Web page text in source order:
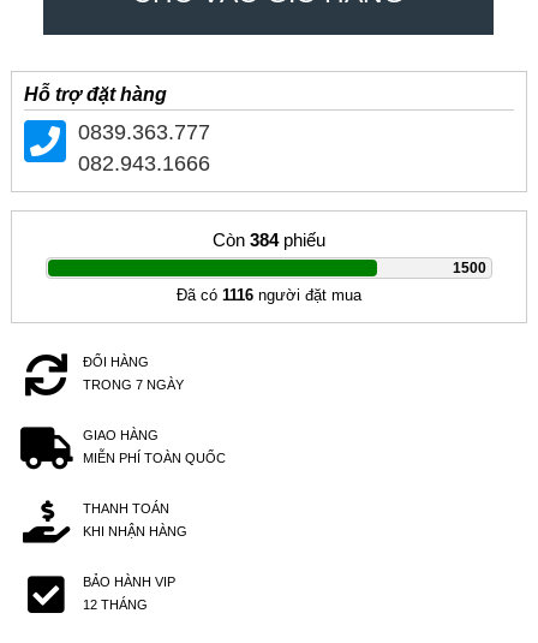
Hỗ trợ đặt hàng
0839.363.777
082.943.1666
Còn 384phiếu
1500
|
Đã có 1116người đặt mua
ĐỔI HÀNG
TRONG 7 NGÀY
GIAO HÀNG
MIỄN PHÍ TOÀN QUỐC
THANH TOÁN
KHI NHẬN HÀNG
BẢO HÀNH VIP
12 THÁNG